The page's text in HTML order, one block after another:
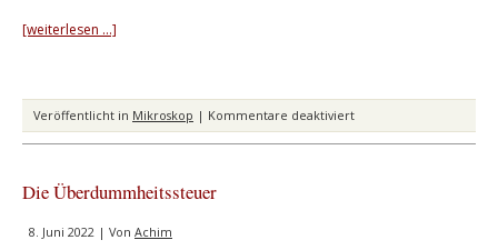
[weiterlesen …]
Veröffentlicht in Mikroskop | Kommentare deaktiviertfür
Kann
Die Überdummheitssteuer
8. Juni 2022 | Von Achim